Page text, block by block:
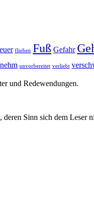
fliehen Fuß Gefahr
unvorbereitet verliebt
und Redewendungen.
Sinn sich dem